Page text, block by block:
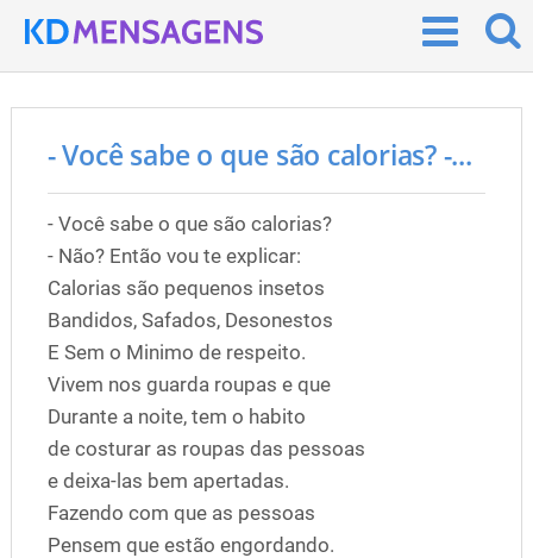
- Você sabe o que são calorias? -...
- Você sabe o que são calorias?
- Não? Então vou te explicar:
Calorias são pequenos insetos
Bandidos, Safados, Desonestos
E Sem o Minimo de respeito.
Vivem nos guarda roupas e que
Durante a noite, tem o habito
de costurar as roupas das pessoas
e deixa-las bem apertadas.
Fazendo com que as pessoas
Pensem que estão engordando.